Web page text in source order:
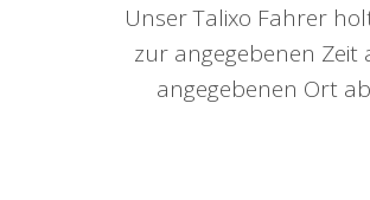
Unser Talixo Fahrer
zur angegebenen Zeit
angegebenen Ort